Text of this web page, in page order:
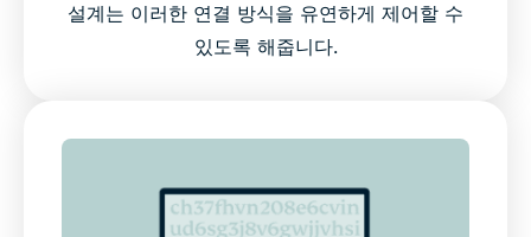
설계는 이러한 연결 방식을 유연하게 제어할 수
있도록 해줍니다.